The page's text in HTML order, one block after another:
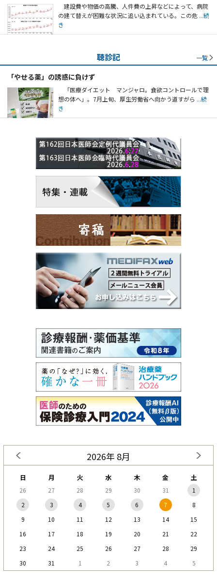
建設費や物価の高騰、人件費の上昇などによって、病院
の建て替えが困難な状況に追い込まれている。この危 ...続
き
聴診記 一覧
「やせる薬」の誘惑に負けず
「医療ダイエット マンジャロ。食欲コントロールで理
想の体へ」。7月上旬、厚生労働省へ向かう道すがら ...続
き
2026年 8月
日 月 火 水 木 金 土
26 27 28 29 30 31
1
2
3 4 5 6 7
8
9
10 11 12 13 14
15
16
17 18 19 20 21
22
23
24 25 26 27 28
29
30
31 1 2 3 4 5